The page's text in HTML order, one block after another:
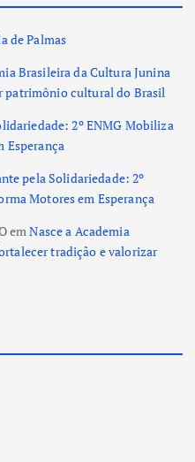
de Palmas
Brasileira da Cultura Junina
patrimônio cultural do Brasil
2º ENMG Mobiliza
Esperança
pela Solidariedade: 2º
Motores em Esperança
emNasce a Academia
tradição e valorizar